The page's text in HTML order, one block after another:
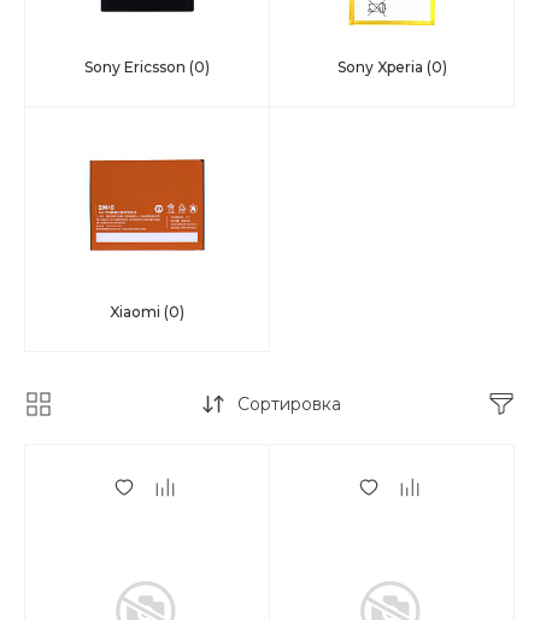
Sony Ericsson (0) Sony Xperia (0)
Xiaomi (0)
Сортировка